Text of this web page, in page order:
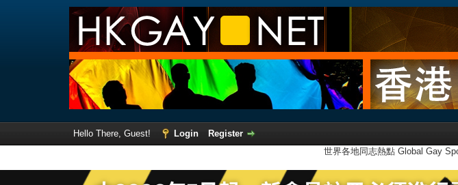
Hello There, Guest! Login
Register
世界各地同志熱點 Global Gay